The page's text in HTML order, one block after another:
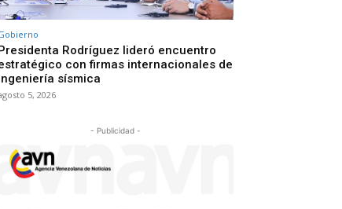
Rodríguez lideró encuentro
con firmas internacionales de
sísmica
5, 2026
- Publicidad -